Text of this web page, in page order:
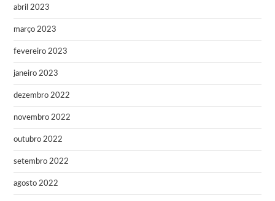
abril 2023
março 2023
fevereiro 2023
janeiro 2023
dezembro 2022
novembro 2022
outubro 2022
setembro 2022
agosto 2022